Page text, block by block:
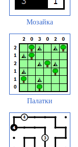
Мозайка
Палатки